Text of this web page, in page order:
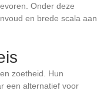
Onder deze
en brede scala aan
zoetheid. Hun
een alternatief voor